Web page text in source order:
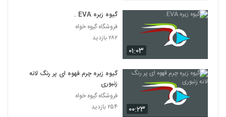
۰۱:۰۳
گیوه زیره EVA .
فروشگاه گیوه خواه
۲۸۲ بازدید
۰۰:۲۳
گیوه زیره چرم قهوه ای پر رنگ لانه
زنبوری
فروشگاه گیوه خواه
۲۵۴ بازدید